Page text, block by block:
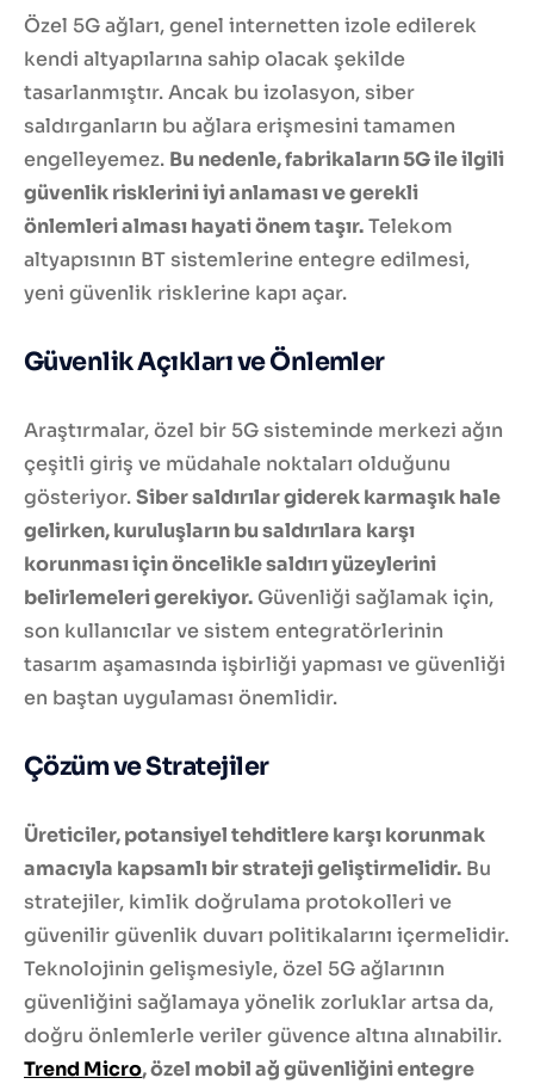
Özel 5G ağları, genel internetten izole edilerek
kendi altyapılarına sahip olacak şekilde
tasarlanmıştır. Ancak bu izolasyon, siber
saldırganların bu ağlara erişmesini tamamen
engelleyemez. Bu nedenle, fabrikaların 5G ile ilgili
güvenlik risklerini iyi anlaması ve gerekli
önlemleri alması hayati önem taşır.Telekom
altyapısının BT sistemlerine entegre edilmesi,
yeni güvenlik risklerine kapı açar.
Güvenlik Açıkları ve Önlemler
Araştırmalar, özel bir 5G sisteminde merkezi ağın
çeşitli giriş ve müdahale noktaları olduğunu
gösteriyor.Siber saldırılar giderek karmaşık hale
gelirken, kuruluşların bu saldırılara karşı
korunması için öncelikle saldırı yüzeylerini
belirlemeleri gerekiyor. Güvenliği sağlamak için,
son kullanıcılar ve sistem entegratörlerinin
tasarım aşamasında işbirliği yapması ve güvenliği
en baştan uygulaması önemlidir.
Çözüm ve Stratejiler
Üreticiler, potansiyel tehditlere karşı korunmak
amacıyla kapsamlı bir strateji geliştirmelidir. Bu
stratejiler, kimlik doğrulama protokolleri ve
güvenilir güvenlik duvarı politikalarını içermelidir.
Teknolojinin gelişmesiyle, özel 5G ağlarının
güvenliğini sağlamaya yönelik zorluklar artsa da,
doğru önlemlerle veriler güvence altına alınabilir.
Trend Micro, özel mobil ağ güvenliğini entegre